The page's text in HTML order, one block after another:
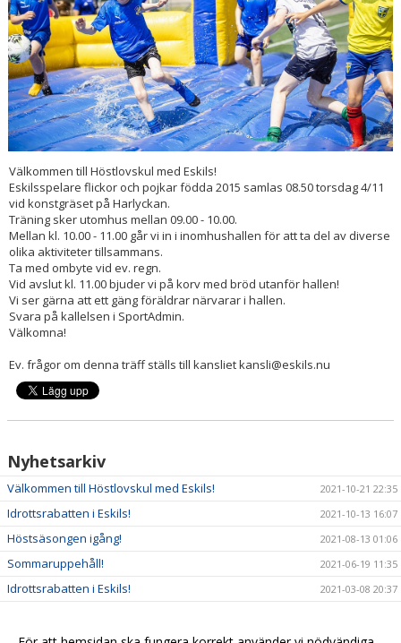
Välkommen till Höstlovskul med Eskils!
Eskilsspelare flickor och pojkar födda 2015 samlas 08.50 torsdag 4/11
vid konstgräset på Harlyckan.
Träning sker utomhus mellan 09.00 - 10.00.
Mellan kl. 10.00 - 11.00 går vi in i inomhushallen för att ta del av diverse
olika aktiviteter tillsammans.
Ta med ombyte vid ev. regn.
Vid avslut kl. 11.00 bjuder vi på korv med bröd utanför hallen!
Vi ser gärna att ett gäng föräldrar närvarar i hallen.
Svara på kallelsen i SportAdmin.
Välkomna!
Ev. frågor om denna träff ställs till kansliet kansli@eskils.nu
Nyhetsarkiv
Välkommen till Höstlovskul med Eskils! 2021-10-21 22:35
Idrottsrabatten i Eskils! 2021-10-13 16:07
Höstsäsongen igång! 2021-08-13 01:06
Sommaruppehåll! 2021-06-19 11:35
Idrottsrabatten i Eskils! 2021-03-08 20:37
Sommaruppehåll Eskils P2015 2020-06-12 13:49